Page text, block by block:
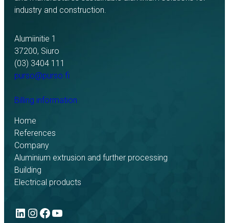
industry and construction.
Alumiinitie 1
37200, Siuro
(03) 3404 111
purso@purso.fi
Billing information
Home
References
Company
Aluminium extrusion and further processing
Building
Electrical products
LinkedIn
Instagram
Facebook
YouTube